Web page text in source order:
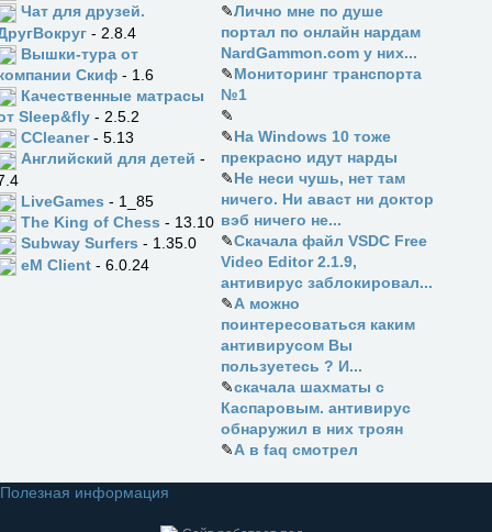
Чат для друзей.
- 2.8.4
Вышки-тура от
Скиф - 1.6
Качественные матрасы
Sleep&fly - 2.5.2
CCleaner- 5.13
Английский для детей -
LiveGames - 1_85
The King of Chess - 13.10
Subway Surfers - 1.35.0
eM Client - 6.0.24
✎Лично мне по душе
портал по онлайн нардам
NardGammon.com у них...
✎Мониторинг транспорта
№1
✎
✎На Windows 10 тоже
прекрасно идут нарды
✎Не неси чушь, нет там
ничего. Ни аваст ни доктор
вэб ничего не...
✎Скачала файл VSDC Free
Video Editor 2.1.9,
антивирус заблокировал...
✎А можно
поинтересоваться каким
антивирусом Вы
пользуетесь ? И...
✎скачала шахматы с
Каспаровым. антивирус
обнаружил в них троян
✎А в faq смотрел
Полезная информация